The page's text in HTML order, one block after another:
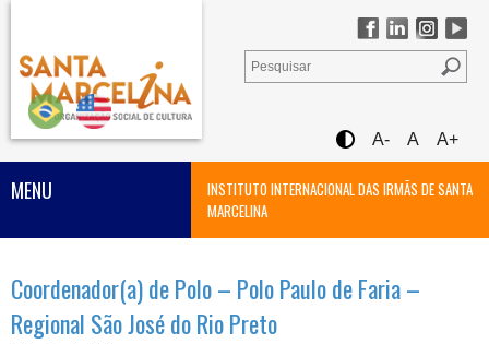
A- A A+
INSTITUTO INTERNACIONAL DAS IRMÃS DE SANTA
MARCELINA
MENU
Coordenador(a) de Polo – Polo Paulo de Faria –
Regional São José do Rio Preto